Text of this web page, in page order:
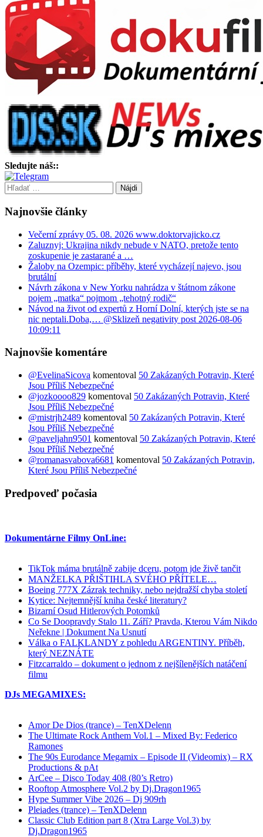
Sledujte náš::
Hľadať:
Najnovšie články
Večerní zprávy 05. 08. 2026 www.doktorvajicko.cz
Zaluznyj: Ukrajina nikdy nebude v NATO, pretože tento
zoskupenie je zastarané a …
Žaloby na Ozempic: příběhy, které vycházejí najevo, jsou
brutální
Návrh zákona v New Yorku nahrádza v štátnom zákone
pojem „matka“ pojmom „tehotný rodič“
Návod na život od expertů z Horní Dolní, kterých jste se na
nic neptali.​Doba,… @Sklizeň negativity post 2026-08-06
10:09:11
Najnovšie komentáre
@EvelinaSicova komentoval 50 Zakázaných Potravin, Které
Jsou Příliš Nebezpečné
@jozkoooo829 komentoval 50 Zakázaných Potravin, Které
Jsou Příliš Nebezpečné
@mistrjh2489 komentoval 50 Zakázaných Potravin, Které
Jsou Příliš Nebezpečné
@paveljahn9501 komentoval 50 Zakázaných Potravin, Které
Jsou Příliš Nebezpečné
@romanasvabova6681 komentoval 50 Zakázaných Potravin,
Které Jsou Příliš Nebezpečné
Predpoveď počasia
Dokumentárne Filmy OnLine:
TikTok máma brutálně zabije dceru, potom jde živě tančit
MANŽELKA PŘIŠTIHLA SVÉHO PŘÍTELE…
Boeing 777X Zázrak techniky, nebo nejdražší chyba století
Kytice: Nejtemnější kniha české literatury?
Bizarní Osud Hitlerových Potomků
Co Se Doopravdy Stalo 11. Září? Pravda, Kterou Vám Nikdo
Neřekne | Dokument Na Usnutí
Válka o FALKLANDY z pohledu ARGENTINY. Příběh,
který NEZNÁTE
Fitzcarraldo – dokument o jednom z nejšílenějších natáčení
filmu
DJs MEGAMIXES:
Amor De Dios (trance) – TenXDelenn
The Ultimate Rock Anthem Vol.1 – Mixed By: Federico
Ramones
The 90s Eurodance Megamix – Episode II (Videomix) – RX
Productions & pAt
ArCee – Disco Today 408 (80’s Retro)
Rooftop Atmosphere Vol.2 by Dj.Dragon1965
Hype Summer Vibe 2026 – Dj 909rh
Pleiades (trance) – TenXDelenn
Classic Club Edition part 8 (Xtra Large Vol.3) by
Dj.Dragon1965